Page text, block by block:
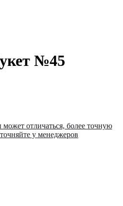
№45
отличаться, более точную
у менеджеров